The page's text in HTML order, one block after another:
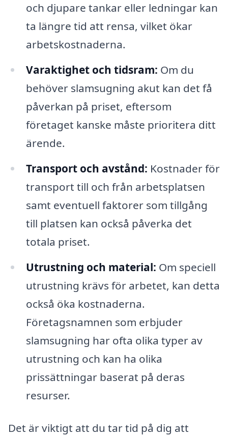
och djupare tankar eller ledningar kan
ta längre tid att rensa, vilket ökar
arbetskostnaderna.
Varaktighet och tidsram: Om du
behöver slamsugning akut kan det få
påverkan på priset, eftersom
företaget kanske måste prioritera ditt
ärende.
Transport och avstånd: Kostnader för
transport till och från arbetsplatsen
samt eventuell faktorer som tillgång
till platsen kan också påverka det
totala priset.
Utrustning och material: Om speciell
utrustning krävs för arbetet, kan detta
också öka kostnaderna.
Företagsnamnen som erbjuder
slamsugning har ofta olika typer av
utrustning och kan ha olika
prissättningar baserat på deras
resurser.
Det är viktigt att du tar tid på dig att